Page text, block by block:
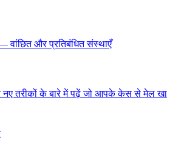
वांछित और प्रतिबंधित संस्थाएँ
और नए तरीकों के बारे में पढ़ें जो आपके केस से मेल खा